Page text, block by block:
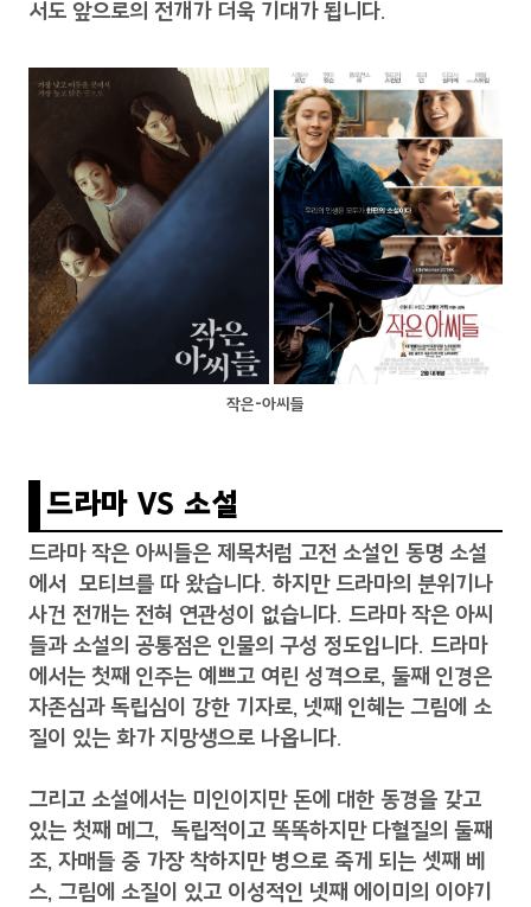
서도 앞으로의 전개가 더욱 기대가 됩니다.
작은-아씨들
드라마 VS 소설
드라마 작은 아씨들은 제목처럼 고전 소설인 동명 소설
에서 모티브를 따 왔습니다. 하지만 드라마의 분위기나
사건 전개는 전혀 연관성이 없습니다. 드라마 작은 아씨
들과 소설의 공통점은 인물의 구성 정도입니다. 드라마
에서는 첫째 인주는 예쁘고 여린 성격으로, 둘째 인경은
자존심과 독립심이 강한 기자로, 넷째 인혜는 그림에 소
질이 있는 화가 지망생으로 나옵니다.
그리고 소설에서는 미인이지만 돈에 대한 동경을 갖고
있는 첫째 메그, 독립적이고 똑똑하지만 다혈질의 둘째
조, 자매들 중 가장 착하지만 병으로 죽게 되는 셋째 베
스, 그림에 소질이 있고 이성적인 넷째 에이미의 이야기